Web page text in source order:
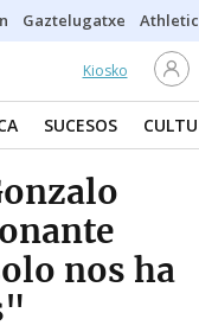
Gaztelugatxe Athletic
Kiosko
SUCESOS
nos ha